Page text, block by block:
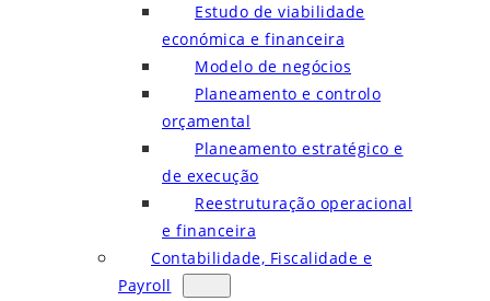
Estudo de viabilidade
económica e financeira
Modelo de negócios
Planeamento e controlo
orçamental
Planeamento estratégico e
de execução
Reestruturação operacional
e financeira
Contabilidade, Fiscalidade e
Payroll